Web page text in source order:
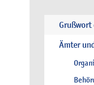
Grußwort
Ämter